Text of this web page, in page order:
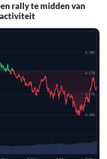
rally te midden van
activiteit